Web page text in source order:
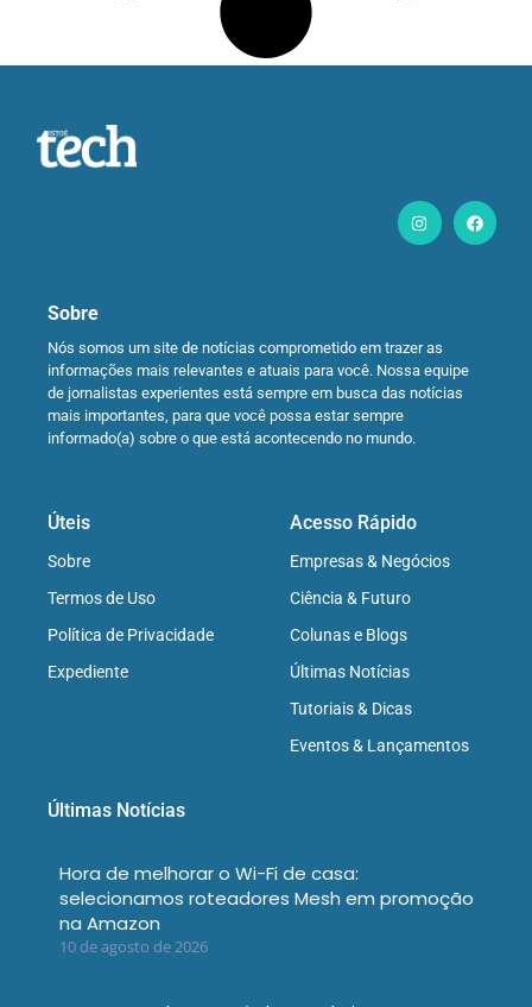
Sobre
Nós somos um site de notícias comprometido em trazer as
informações mais relevantes e atuais para você. Nossa equipe
de jornalistas experientes está sempre em busca das notícias
mais importantes, para que você possa estar sempre
informado(a) sobre o que está acontecendo no mundo.
Úteis
Sobre
Termos de Uso
Política de Privacidade
Expediente
Acesso Rápido
Empresas & Negócios
Ciência & Futuro
Colunas e Blogs
Últimas Notícias
Tutoriais & Dicas
Eventos & Lançamentos
Últimas Notícias
Hora de melhorar o Wi-Fi de casa:
selecionamos roteadores Mesh em promoção
na Amazon
10 de agosto de 2026